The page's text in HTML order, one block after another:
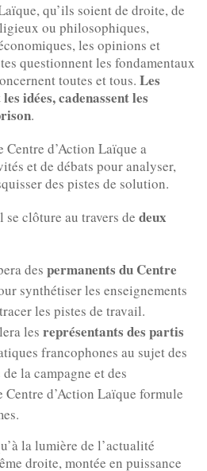
qu’ils soient de droite, de
ou philosophiques,
les opinions et
questionnent les fondamentaux
toutes et tous. Les
idées, cadenassent les
.
d’Action Laïque a
et de débats pour analyser,
des pistes de solution.
clôture au travers de deux
des permanents du Centre
synthétiser les enseignements
les pistes de travail.
les représentants des partis
francophones au sujet des
la campagne et des
d’Action Laïque formule
la lumière de l’actualité
droite, montée en puissance